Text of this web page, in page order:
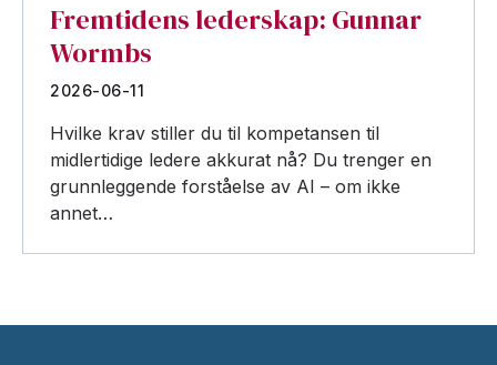
Fremtidens lederskap: Gunnar
Wormbs
2026-06-11
Hvilke krav stiller du til kompetansen til
midlertidige ledere akkurat nå? Du trenger en
grunnleggende forståelse av AI – om ikke
annet…